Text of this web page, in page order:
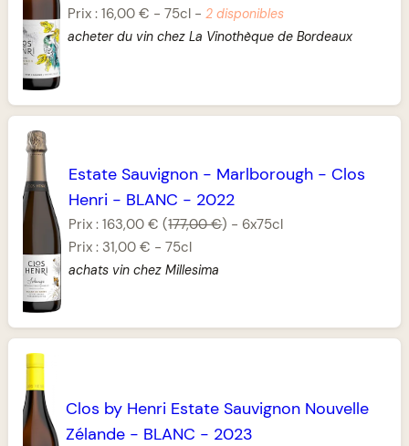
Prix :16,00 € -75cl -2 disponibles
acheter du vin chez La Vinothèque de Bordeaux
Estate Sauvignon - Marlborough - Clos
Henri - BLANC - 2022
Prix :163,00 € (177,00 €) - 6x75cl
Prix : 31,00 € -75cl
achats vin chez Millesima
Clos by Henri Estate Sauvignon Nouvelle
Zélande - BLANC - 2023